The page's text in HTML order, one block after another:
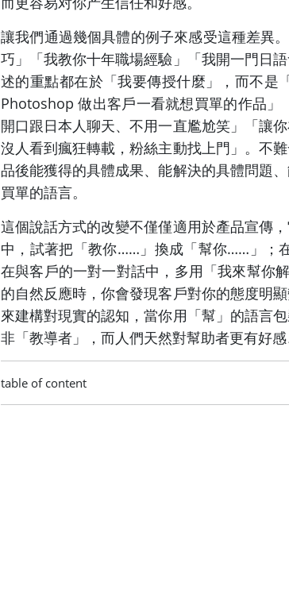
讓我們通過幾個具體的例子來感受這種差異
巧」「我教你十年職場經驗」「我開一門日
述的重點都在於「我要傳授什麼」，而不是
Photoshop 做出客戶一看就想買單的作品
開口跟日本人聊天、不用一直尷尬笑」「讓
沒人看到瘋狂轉載，粉絲主動找上門」。不
品後能獲得的具體成果、能解決的具體問題
買單的語言。
這個說話方式的改變不僅僅適用於產品宣傳
中，試著把「教你……」換成「幫你……」；
在與客戶的一對一對話中，多用「我來幫你
的自然反應時，你會發現客戶對你的態度明
來建構對現實的認知，當你用「幫」的語言
非「教導者」，而人們天然對幫助者更有好感
table of content